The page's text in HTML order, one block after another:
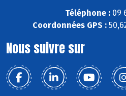
Téléphone : 09
Coordonnées GPS :
Nous suivre sur